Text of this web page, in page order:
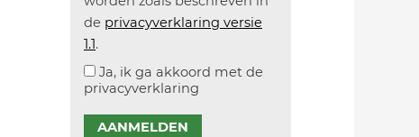
de privacyverklaring versie
1.1.
Ja, ik ga akkoord met de
privacyverklaring
AANMELDEN